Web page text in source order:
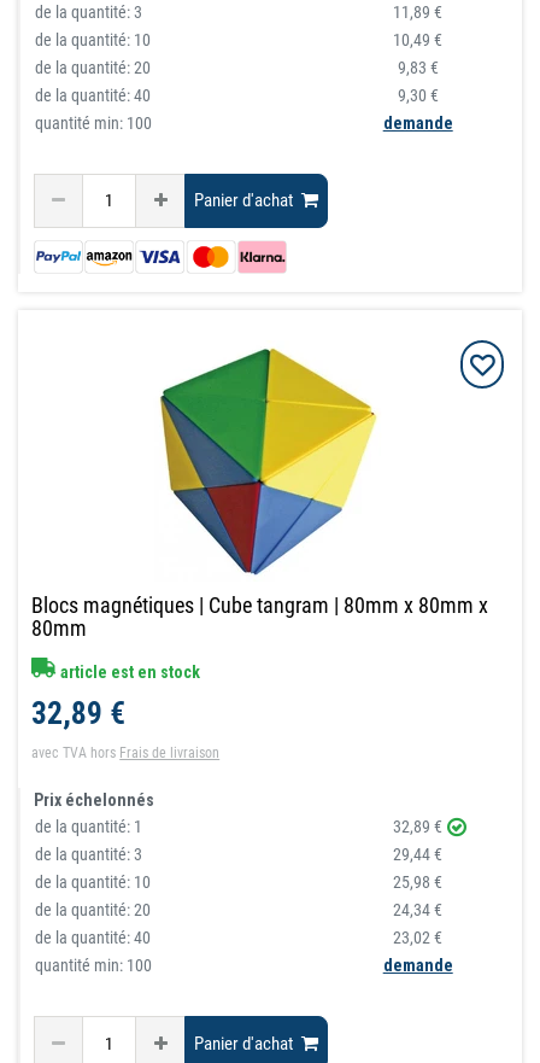
de la quantité:3
11,89 €
de la quantité: 10
10,49 €
de la quantité:20
9,83 €
de la quantité:40
9,30 €
quantité min: 100
demande
Panier d'achat
Blocs magnétiques | Cube tangram | 80mm x 80mm x
80mm
article est en stock
32,89 €
avec TVA hors Frais de livraison
Prix échelonnés
de la quantité: 1
32,89 €
de la quantité:3
29,44 €
de la quantité: 10
25,98 €
de la quantité:20
24,34 €
de la quantité:40
23,02 €
quantité min: 100
demande
Panier d'achat